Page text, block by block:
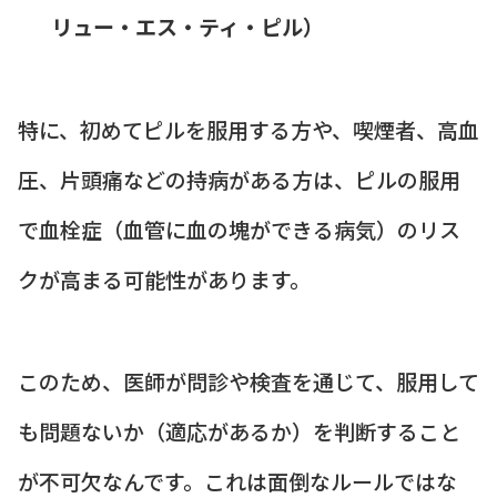
リュー・エス・ティ・ピル）
特に、初めてピルを服用する方や、喫煙者、高血
圧、片頭痛などの持病がある方は、ピルの服用
で血栓症（血管に血の塊ができる病気）のリス
クが高まる可能性があります。
このため、医師が問診や検査を通じて、服用して
も問題ないか（適応があるか）を判断すること
が不可欠なんです。これは面倒なルールではな